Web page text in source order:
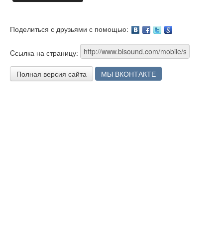
Поделиться с друзьями с помощью:
Cсылка на страницу:
Полная версия сайта МЫ ВКОНТАКТЕ